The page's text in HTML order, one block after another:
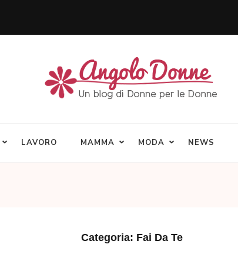
LAVORO MAMMA MODA NEWS
Categoria: Fai Da Te